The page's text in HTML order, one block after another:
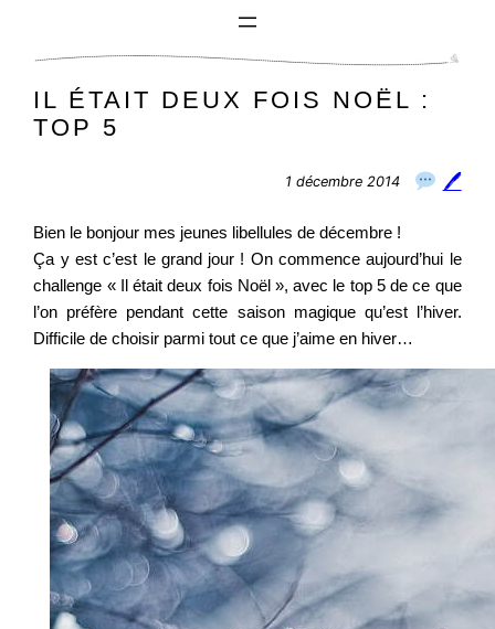
IL ÉTAIT DEUX FOIS NOËL :
TOP 5
1 décembre 2014 🖊
Bien le bonjour mes jeunes libellules de décembre !
Ça y est c’est le grand jour ! On commence aujourd’hui le
challenge « Il était deux fois Noël », avec le top 5 de ce que
l’on préfère pendant cette saison magique qu’est l’hiver.
Difficile de choisir parmi tout ce que j’aime en hiver…